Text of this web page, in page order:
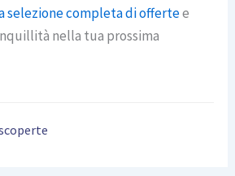
selezione completa di offertee
nella tua prossima